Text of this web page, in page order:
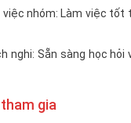
việc nhóm: Làm việc
nghi: Sẵn sàng học hỏi
gia